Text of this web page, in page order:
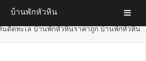
านพักหัวหิน
ติดทะเล บ้านพักหัวหินราคาถูก บ้านพักหัวหิน
บ้านพักหัวหิน